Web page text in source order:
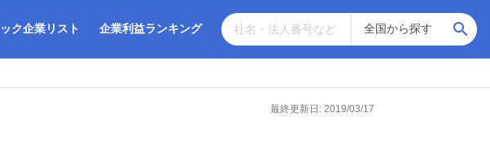
ク企業リスト 企業利益ランキング
最終更新日: 2019/03/17